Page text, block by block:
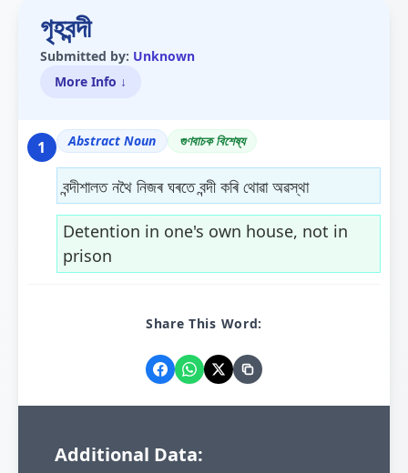
গৃহবন্দী
Submitted by: Unknown
More Info ↓
1 Abstract Noun গুণবাচক বিশেষ্য
বন্দীশালত নথৈ নিজৰ ঘৰতে বন্দী কৰি থোৱা অৱস্থা
Detention in one's own house, not in
prison
Share This Word:
Additional Data: